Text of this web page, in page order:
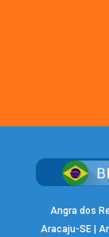
Angra dos
Aracaju-SE |